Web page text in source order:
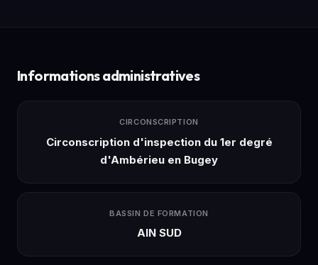
Informations administratives
CIRCONSCRIPTION
Circonscription d'inspection du 1er degré
d'Ambérieu en Bugey
BASSIN DE FORMATION
AIN SUD